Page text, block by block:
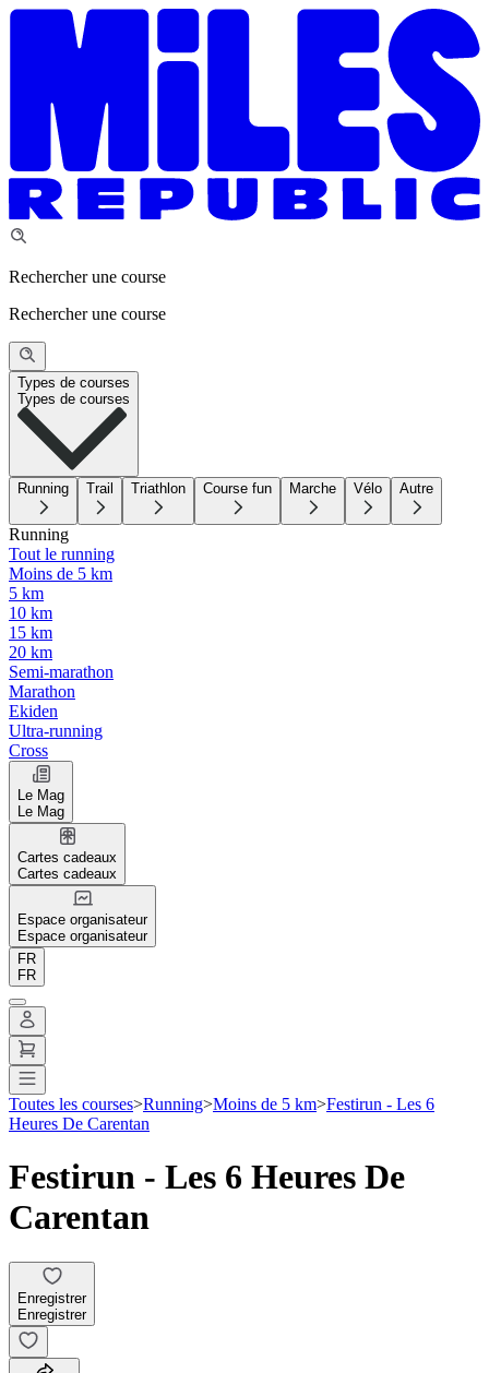
Rechercher une course
Rechercher une course
Types de courses
Types de courses
Running Trail Triathlon Course fun Marche Vélo Autre
Running
Tout le running
Moins de 5 km
5 km
10 km
15 km
20 km
Semi-marathon
Marathon
Ekiden
Ultra-running
Cross
Le Mag
Le Mag
Cartes cadeaux
Cartes cadeaux
Espace organisateur
Espace organisateur
FR
FR
Toutes les courses>Running>Moins de 5 km>Festirun - Les 6
Heures De Carentan
Festirun - Les 6 Heures De
Carentan
Enregistrer
Enregistrer